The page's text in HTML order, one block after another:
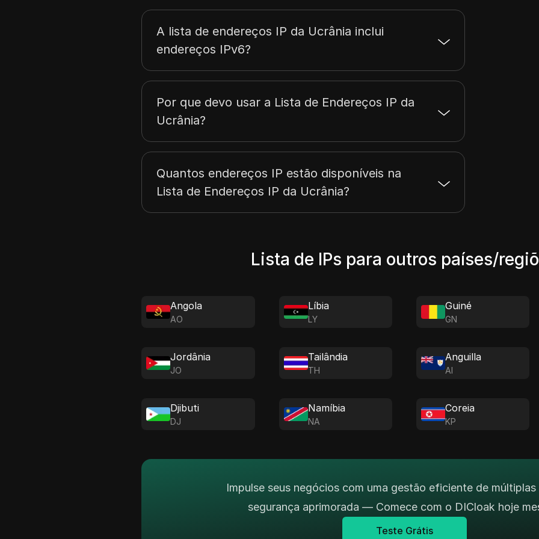
A lista de endereços IP da Ucrânia inclui
endereços IPv6?
Por que devo usar a Lista de Endereços IP da
Ucrânia?
Quantos endereços IP estão disponíveis na
Lista de Endereços IP da Ucrânia?
Lista de IPs para outros países/
Angola
AO
Líbia
LY
Guiné
GN
Jordânia
JO
Tailândia
TH
Anguilla
AI
Djibuti
DJ
Namíbia
NA
Coreia
KP
Impulse seus negócios com uma gestão eficiente de
segurança aprimorada — Comece com o DICloak hoje
Teste Grátis